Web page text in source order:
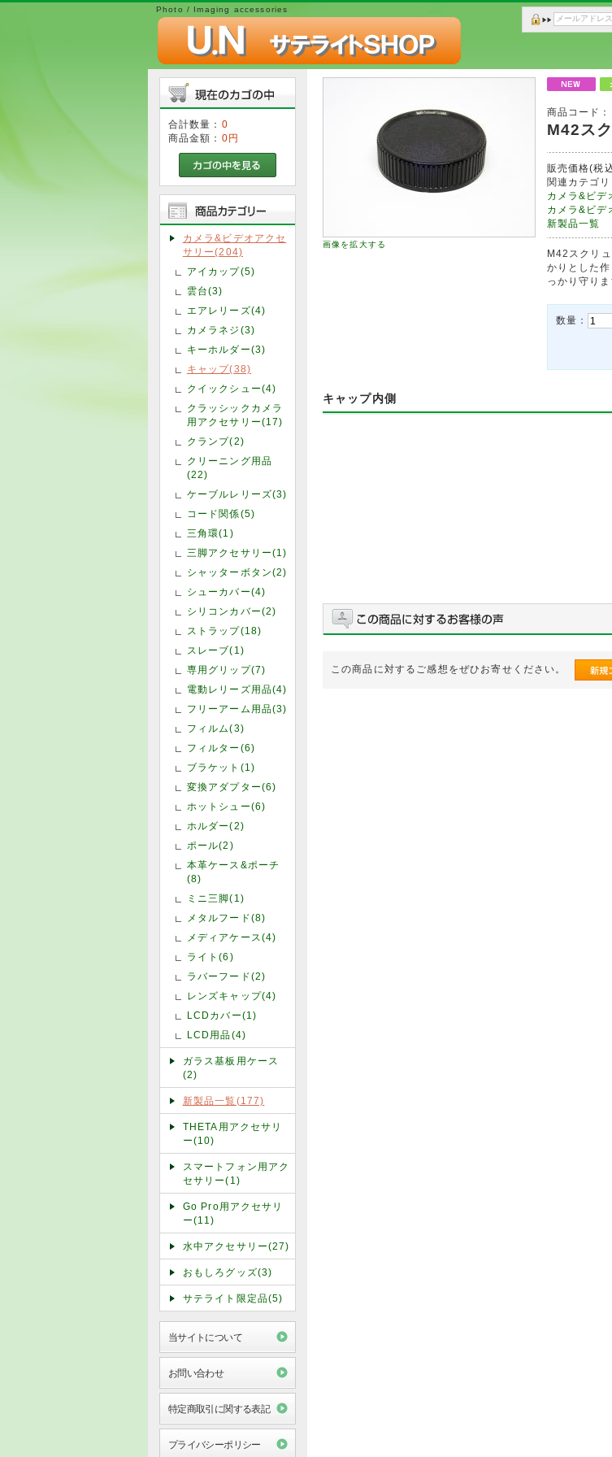
Photo / Imaging accessories
合計数量： 0
商品金額： 0円
カメラ&ビデオアクセ
サリー(204)
アイカップ(5)
雲台(3)
エアレリーズ(4)
カメラネジ(3)
キーホルダー(3)
キャップ(38)
クイックシュー(4)
クラッシックカメラ
用アクセサリー(17)
クランプ(2)
クリーニング用品
(22)
ケーブルレリーズ(3)
コード関係(5)
三角環(1)
三脚アクセサリー(1)
シャッターボタン(2)
シューカバー(4)
シリコンカバー(2)
ストラップ(18)
スレーブ(1)
専用グリップ(7)
電動レリーズ用品(4)
フリーアーム用品(3)
フィルム(3)
フィルター(6)
ブラケット(1)
変換アダプター(6)
ホットシュー(6)
ホルダー(2)
ポール(2)
本革ケース&ポーチ
(8)
ミニ三脚(1)
メタルフード(8)
メディアケース(4)
ライト(6)
ラバーフード(2)
レンズキャップ(4)
LCDカバー(1)
LCD用品(4)
ガラス基板用ケース
(2)
新製品一覧(177)
THETA用アクセサリ
ー(10)
スマートフォン用アク
セサリー(1)
Go Pro用アクセサリ
ー(11)
水中アクセサリー(27)
おもしろグッズ(3)
サテライト限定品(5)
当サイトについて
お問い合わせ
特定商取引に関する表記
プライバシーポリシー
画像を拡大する
商品コード：
M42ス
販売価格(税
関連カテゴリ
カメラ&ビデ
カメラ&ビデ
新製品一覧
M42スクリ
かりとした
っかり守り
数量：
キャップ内側
この商品に対するご感想をぜひお寄せください。